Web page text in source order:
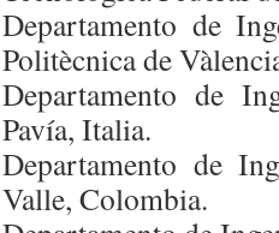
Departamento de
Politècnica de
Departamento de
Pavía, Italia.
Departamento de
Valle, Colombia.